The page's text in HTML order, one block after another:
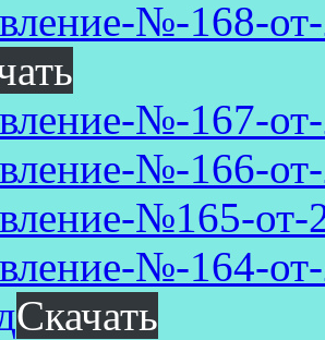
№-168-
№-167-
№-166-
№165-от-
№-164-
Скачать